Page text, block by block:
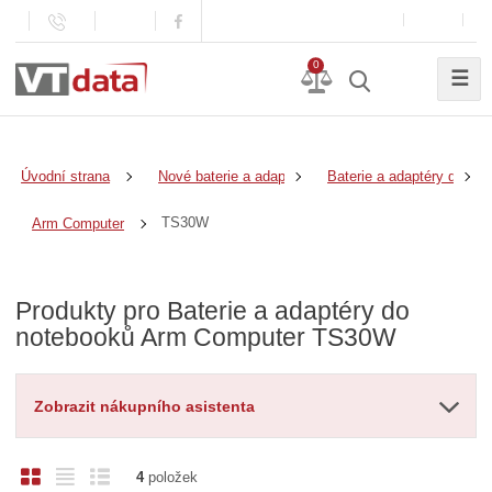
0
☰
Úvodní strana Nové baterie a adaptéry Baterie a adaptéry do
Arm Computer TS30W
Produkty pro Baterie a adaptéry do
notebooků Arm Computer TS30W
Zobrazit nákupního asistenta
O
Ř
4položek